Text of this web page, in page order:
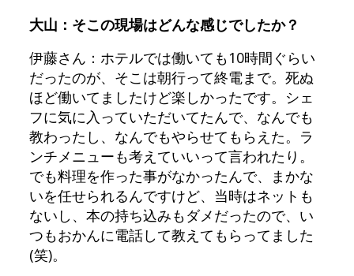
大山：そこの現場はどんな感じでしたか？
伊藤さん：ホテルでは働いても10時間ぐらい
だったのが、そこは朝行って終電まで。死ぬ
ほど働いてましたけど楽しかったです。シェ
フに気に入っていただいてたんで、なんでも
教わったし、なんでもやらせてもらえた。ラ
ンチメニューも考えていいって言われたり。
でも料理を作った事がなかったんで、まかな
いを任せられるんですけど、当時はネットも
ないし、本の持ち込みもダメだったので、い
つもおかんに電話して教えてもらってました
(笑)。